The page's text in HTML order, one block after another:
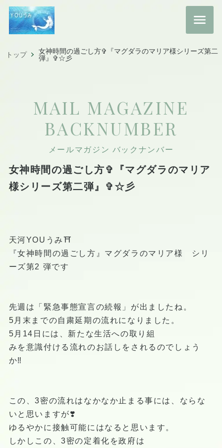
トップ
女神時間の過ごし方✞『マグダラのマリア様シリーズ第二
弾』✞☆彡
MAIL MAGAZINE
BACKNUMBER
メールマガジン バックナンバー
女神時間の過ごし方✞『マグダラのマリア
様シリーズ第二弾』✞☆彡
天河YOUうみ⛩
『女神時間の過ごし方』マグダラのマリア様 シリ
ーズ第2 弾です
先週は「緊急事態宣言の続報」が出ましたね。
5月末までの自粛延期の流れになりました。
5月14日には、新たな生活への取り組
みを意識付ける流れのお話しをされるのでしょう
か‼️
この、3密の流れはなかなか止まる事には、ならな
いと思いますが❣️
ゆるやかに接触可能にはなると思います。
しかしこの、3密の定着化を政府は